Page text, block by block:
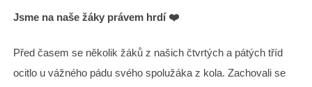
Jsme na naše žáky právem hrdí ❤️
Před časem se několik žáků z našich čtvrtých a pátých tříd
ocitlo u vážného pádu svého spolužáka z kola. Zachovali se